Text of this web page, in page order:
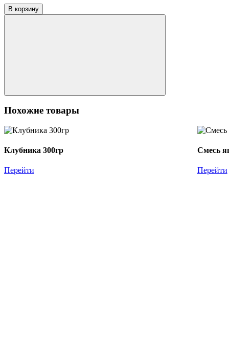
В корзину
Похожие товары
Клубника 300гр
Перейти
Смесь
Перейти